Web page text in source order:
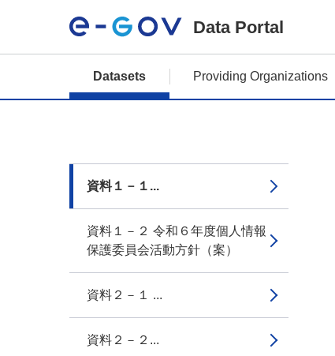
Data Portal
Datasets Providing Organizations
資料１－１...
資料１－２ 令和６年度個人情報
保護委員会活動方針（案）
資料２－１ ...
資料２－２...